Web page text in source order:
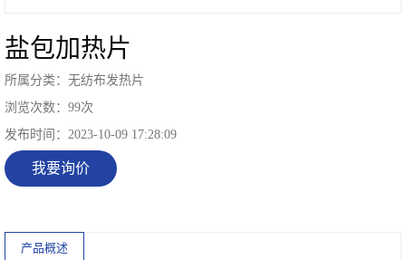
盐包加热片
所属分类： 无纺布发热片
浏览次数： 99次
发布时间： 2023-10-09 17:28:09
我要询价
产品概述